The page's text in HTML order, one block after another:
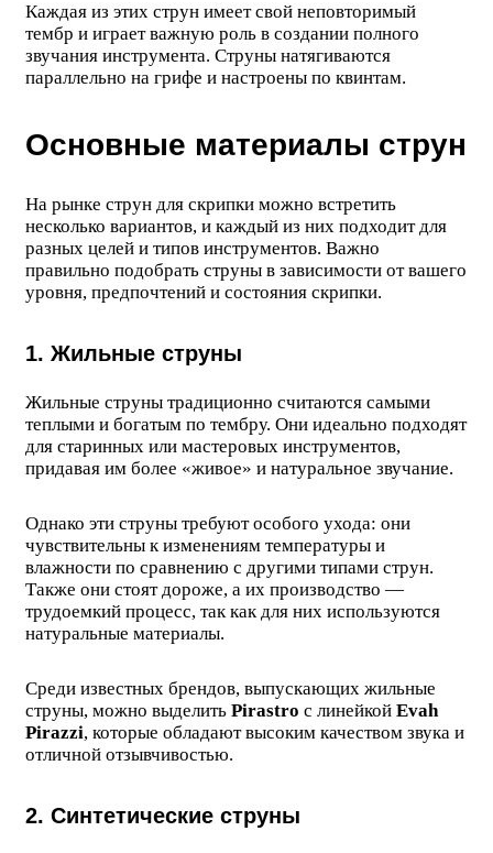
Каждая из этих струн имеет свой неповторимый
тембр и играет важную роль в создании полного
звучания инструмента. Струны натягиваются
параллельно на грифе и настроены по квинтам.
Основные материалы струн
На рынке струн для скрипки можно встретить
несколько вариантов, и каждый из них подходит для
разных целей и типов инструментов. Важно
правильно подобрать струны в зависимости от вашего
уровня, предпочтений и состояния скрипки.
1. Жильные струны
Жильные струны традиционно считаются самыми
теплыми и богатым по тембру. Они идеально подходят
для старинных или мастеровых инструментов,
придавая им более «живое» и натуральное звучание.
Однако эти струны требуют особого ухода: они
чувствительны к изменениям температуры и
влажности по сравнению с другими типами струн.
Также они стоят дороже, а их производство —
трудоемкий процесс, так как для них используются
натуральные материалы.
Среди известных брендов, выпускающих жильные
струны, можно выделить Pirastro с линейкой Evah
Pirazzi, которые обладают высоким качеством звука и
отличной отзывчивостью.
2. Синтетические струны